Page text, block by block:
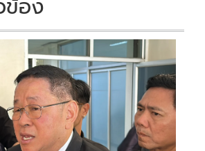
ข้อง